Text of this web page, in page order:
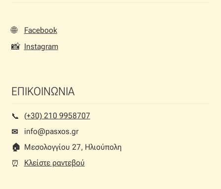
🌐 Facebook
📸 Instagram
ΕΠΙΚΟΙΝΩΝΙΑ
📞︎
(+30) 210 9958707
✉
info@pasxos.gr
🏠︎ Μεσολογγίου 27, Ηλιούπολη
⏰︎
Κλείστε ραντεβού